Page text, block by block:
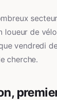
de
vendredi
cherche.